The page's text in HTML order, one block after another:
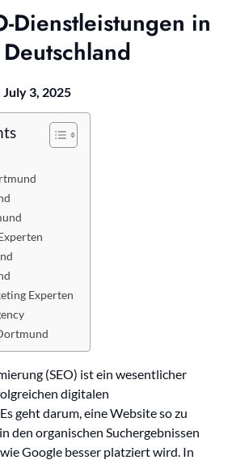
Dienstleistungen in
July 3, 2025
Experten
(SEO) ist ein wesentlicher
digitalen
geht darum, eine Website so zu
den organischen Suchergebnissen
Google besser platziert wird. In